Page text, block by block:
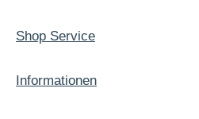
Shop Service
Informationen